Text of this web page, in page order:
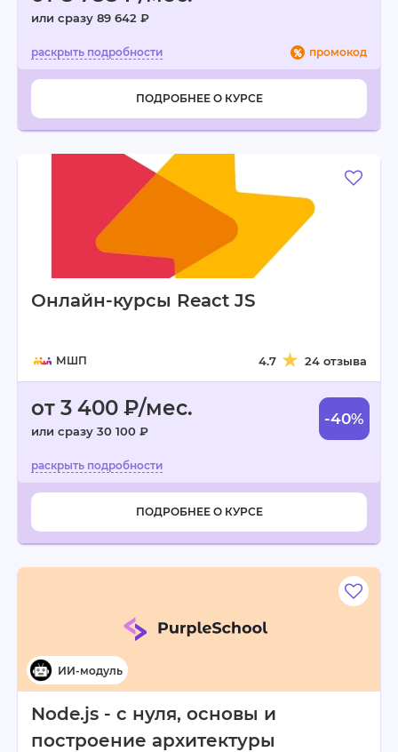
или сразу 89 642 ₽
промокод
ПОДРОБНЕЕ О КУРСЕ
Онлайн-курсы React JS
МШП 4.7 24 отзыва
от 3 400 ₽/мес.
или сразу 30 100 ₽
-40%
ПОДРОБНЕЕ О КУРСЕ
Node.js - с нуля, основы и
построение архитектуры